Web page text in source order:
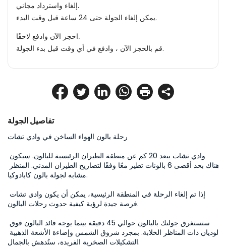
تفاصيل الجولة
رحلة بالون الهواء الساخن في وادي تشات
مشابه لجولة بالون كابادوكيا.
فرصة جيدة لرؤية كيفية حدوث رحلات البالون.
التشكيلات الصخرية الفريدة، ستُدهش بالجمال.
إلغاء واسترداد مجاني.
يمكن إلغاء الجولة حتى 24 ساعة قبل وقت البدء.
احجز الآن وادفع لاحقًا.
قم بالحجز الآن ، وادفع في أي وقت قبل بدء الجولة.